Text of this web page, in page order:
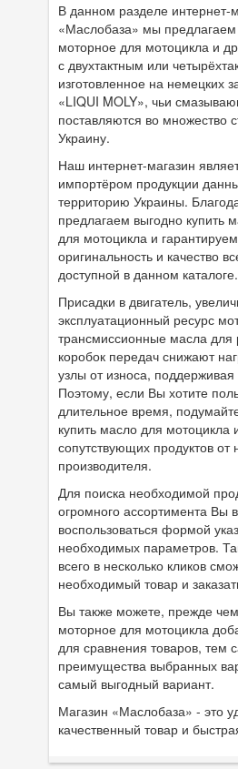
В данном разделе интернет-
«Маслобаза» мы предлагаем
моторное для мотоцикла и
с двухтактным или
изготовленное на немецких
«LIQUI MOLY», чьи
поставляются во множество
Украину.
Наш интернет-магазин
импортёром продукции
территорию Украины.
предлагаем выгодно купить
для мотоцикла и
оригинальность и качество
доступной в данном каталоге.
Присадки в двигатель,
эксплуатационный ресурс
трансмиссионные масла для
коробок передач снижают
узлы от износа, поддерживая
Поэтому, если Вы хотите
длительное время,
купить масло для мотоцикла
сопутствующих продуктов от
производителя.
Для поиска необходимой
огромного ассортимента Вы
воспользоваться формой
необходимых параметров.
всего в несколько кликов
необходимый товар и
Вы также можете, прежде
моторное для мотоцикла
для сравнения товаров, тем
преимущества выбранных
самый выгодный вариант.
Магазин «Маслобаза» - это
качественный товар и